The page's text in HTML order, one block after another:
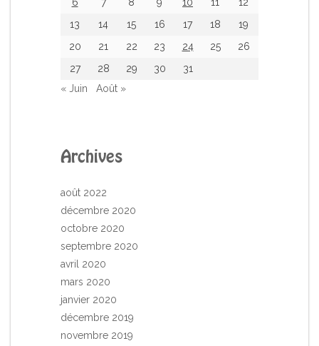
13
14 15 16 17 18
19
20
21 22 23 24 25
26
27
28 29 30
31
« Juin
Août »
Archives
août 2022
décembre 2020
octobre 2020
septembre 2020
avril 2020
mars 2020
janvier 2020
décembre 2019
novembre 2019